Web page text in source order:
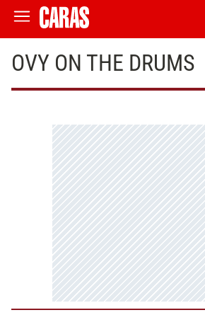
OVY ON THE DRUMS